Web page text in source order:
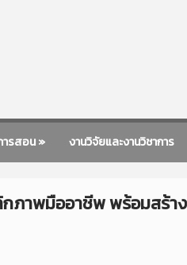
ารสอน» งานวิจัยและงานวิชาการ
าพมืออาชีพ พร้อมสร้า